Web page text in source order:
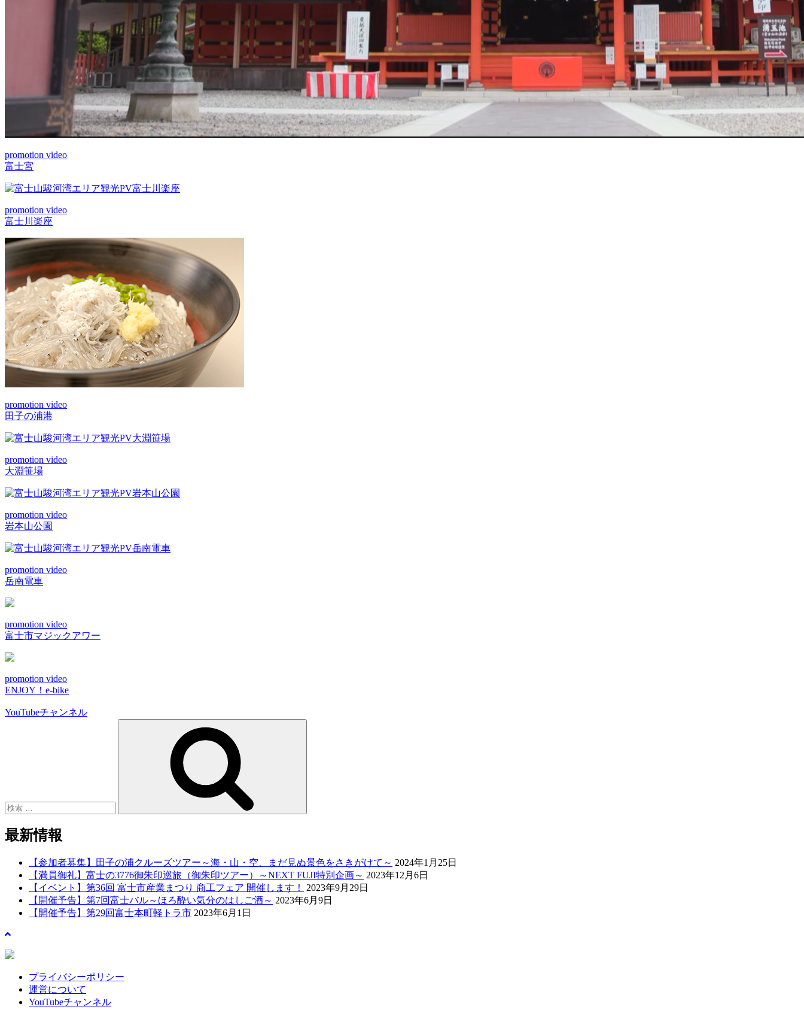
promotion video
富士宮
promotion video
富士川楽座
promotion video
田子の浦港
promotion video
大淵笹場
promotion video
岩本山公園
promotion video
岳南電車
promotion video
富士市マジックアワー
promotion video
ENJOY！e-bike
YouTubeチャンネル
最新情報
【参加者募集】田子の浦クルーズツアー～海・山・空、まだ見ぬ景色をさきがけて～ 2024年1月25日
【満員御礼】富士の3776御朱印巡旅（御朱印ツアー）～NEXT FUJI特別企画～ 2023年12月6日
【イベント】第36回 富士市産業まつり 商工フェア 開催します！
2023年9月29日
【開催予告】第7回富士バル～ほろ酔い気分のはしご酒～ 2023年6月9日
【開催予告】第29回富士本町軽トラ市 2023年6月1日
プライバシーポリシー
運営について
YouTubeチャンネル